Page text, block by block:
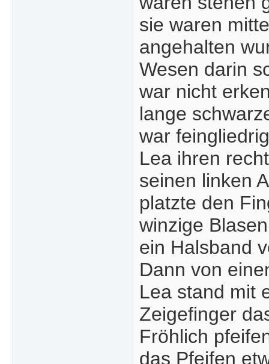
sie waren
angehalten
Wesen darin
war nicht
lange
war
Lea ihren
seinen linken
platzte den
winzige
ein Halsband
Dann von
Lea stand mit
Zeigefinger
Fröhlich
das Pfeifen